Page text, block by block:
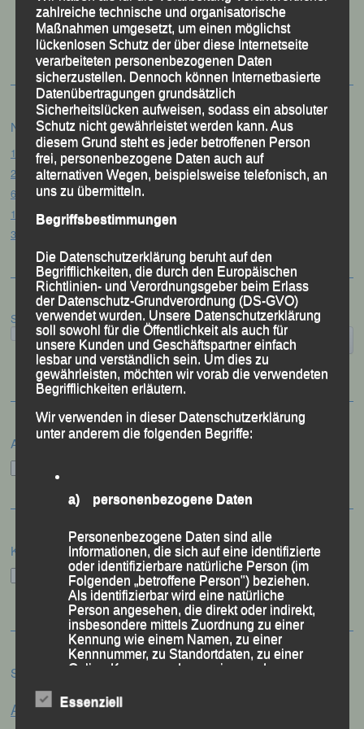
50 Jahre LG Passau
Festzschrift
Neueste Beiträge
15. Pörndorfer Sommernachtslauf – Pörndorf, 01.08.2026
20. Goldener Steig-Lauf – Stozec/Tusset, 01.08.2026
61. Bergsportfest – Ortenburg, 26.07.2026
12. Loser Berglauf – Altaussee/Österreich, 25.07.2026
32. Sommerbiathlon – Passau, 18.07.2026
Suchen
Archiv
Archiv
Kategorien
Kategorien
Schlagwörter
Alex SellnerAnna Drexler
zahlreiche technische und organisatorische
Maßnahmen umgesetzt, um einen möglichst
lückenlosen Schutz der über diese Internetseite
verarbeiteten personenbezogenen Daten
sicherzustellen. Dennoch können Internetbasierte
Datenübertragungen grundsätzlich
Sicherheitslücken aufweisen, sodass ein absoluter
Schutz nicht gewährleistet werden kann. Aus
diesem Grund steht es jeder betroffenen Person
frei, personenbezogene Daten auch auf
alternativen Wegen, beispielsweise telefonisch, an
uns zu übermitteln.
Begriffsbestimmungen
Die Datenschutzerklärung beruht auf den
Begrifflichkeiten, die durch den Europäischen
Richtlinien- und Verordnungsgeber beim Erlass
der Datenschutz-Grundverordnung (DS-GVO)
verwendet wurden. Unsere Datenschutzerklärung
soll sowohl für die Öffentlichkeit als auch für
unsere Kunden und Geschäftspartner einfach
lesbar und verständlich sein. Um dies zu
gewährleisten, möchten wir vorab die verwendeten
Begrifflichkeiten erläutern.
Wir verwenden in dieser Datenschutzerklärung
unter anderem die folgenden Begriffe:
a) personenbezogene Daten
Personenbezogene Daten sind alle
Informationen, die sich auf eine identifizierte
oder identifizierbare natürliche Person (im
Folgenden „betroffene Person") beziehen.
Als identifizierbar wird eine natürliche
Person angesehen, die direkt oder indirekt,
insbesondere mittels Zuordnung zu einer
Kennung wie einem Namen, zu einer
Kennnummer, zu Standortdaten, zu einer
Online-Kennung oder zu einem oder
Ausdruck der physischen, physiologischen,
genetischen, psychischen, wirtschaftlichen,
Essenziell